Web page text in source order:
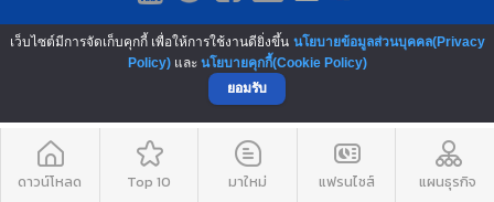
เว็บไซต์มีการจัดเก็บคุกกี้ เพื่อให้การใช้งานดียิ่งขึ้น นโยบายข้อมูลส่วนบุคคล(Privacy
Policy)และ นโยบายคุกกี้(Cookie Policy)
ยอมรับ
ดาวน์โหลด Top 10 มาใหม่ แฟรนไชส์ แผนธุรกิจ